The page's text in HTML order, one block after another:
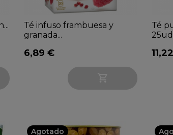
Té infuso frambuesa y
granada...
6,89 €

Té
Agotado